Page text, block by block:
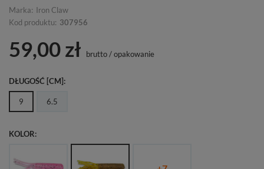
Marka: Iron Claw
Kod produktu: 307956
59,00 zł brutto/opakowanie
DŁUGOŚĆ [CM]
9 6.5
KOLOR